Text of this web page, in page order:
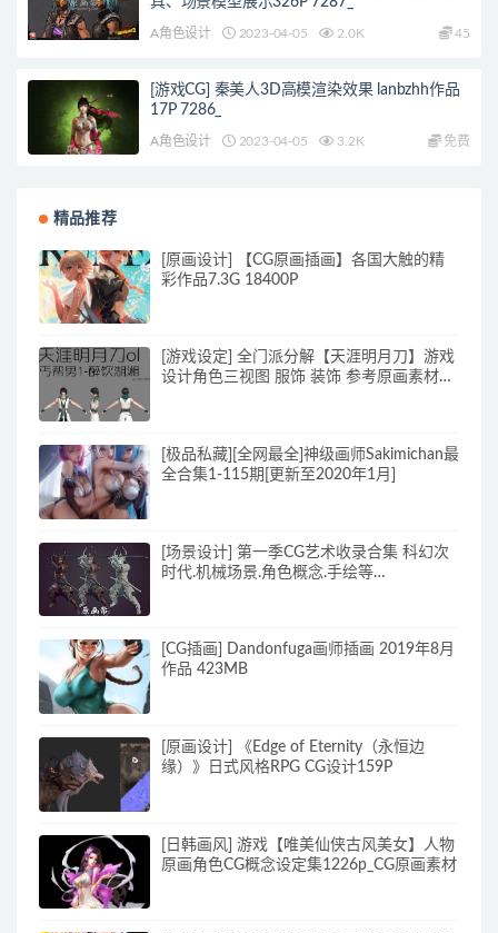
A角色设计 2023-04-05 2.0K 45
[游戏CG] 秦美人3D高模渲染效果 lanbzhh作品
17P 7286_
A角色设计 2023-04-05 3.2K 免费
精品推荐
[原画设计] 【CG原画插画】各国大触的精
彩作品7.3G 18400P
[游戏设定] 全门派分解【天涯明月刀】游戏
设计角色三视图 服饰 装饰 参考原画素材
[极品私藏][全网最全]神级画师Sakimichan最
全合集1-115期[更新至2020年1月]
[场景设计] 第一季CG艺术收录合集 科幻次
时代.机械场景.角色概念.手绘等
[CG插画] Dandonfuga画师插画 2019年8月
作品 423MB
[原画设计] 《Edge of Eternity（永恒边
缘）》日式风格RPG CG设计159P
[日韩画风] 游戏【唯美仙侠古风美女】人物
原画角色CG概念设定集1226p_CG原画素材